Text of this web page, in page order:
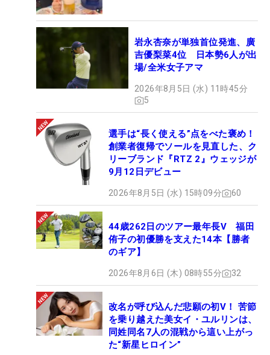
岩永杏奈が単独首位発進、廣
吉優梨菜4位 日本勢6人が出
場/全米女子アマ
2026年8月5日 (水) 11時45分
5
選手は“長く使える”点をべた褒め！
創業者復帰でソールを見直した、ク
リーブランド『RTZ 2』ウェッジが
9月12日デビュー
2026年8月5日 (水) 15時09分 60
44歳262日のツアー最年長V 福田
侑子の初優勝を支えた14本【勝者
のギア】
2026年8月6日 (木) 08時55分 32
改名が呼び込んだ悲願の初V！ 苦節
を乗り越えた美女イ・ユルリンは、
同姓同名7人の混戦から這い上がっ
た“新星ヒロイン”